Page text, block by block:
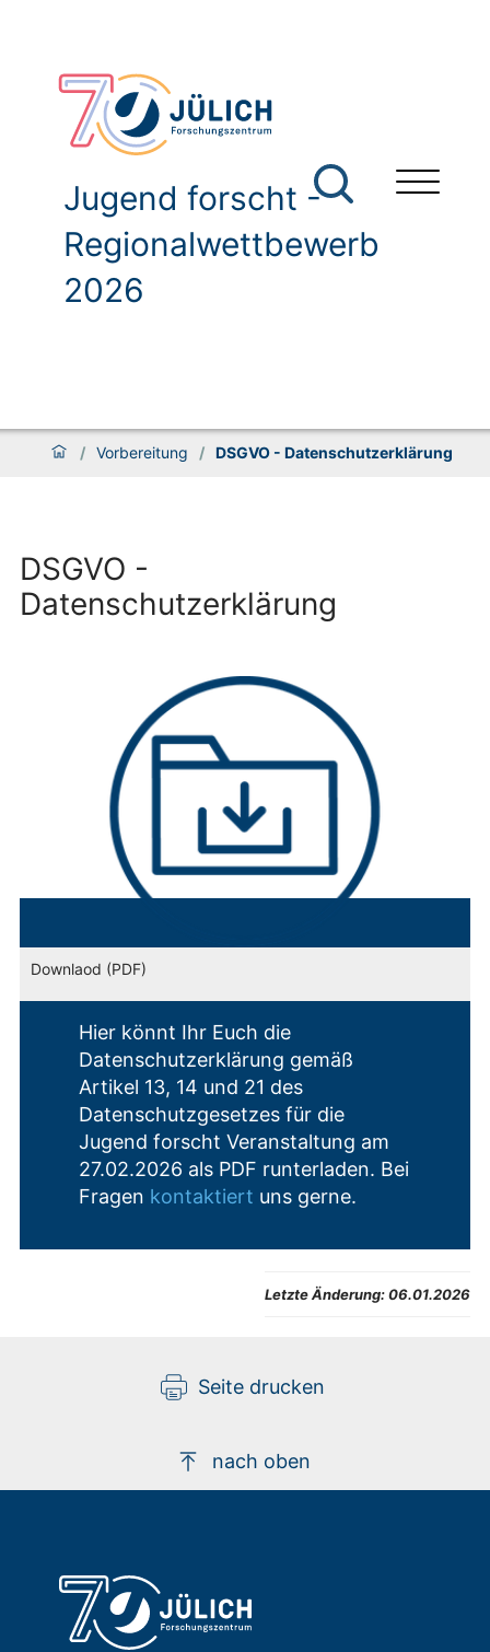
Jugend forscht -
Regionalwettbewerb
2026
/ Vorbereitung / DSGVO - Datenschutzerklärung
DSGVO -
Datenschutzerklärung
Downlaod (PDF)
Hier könnt Ihr Euch die
Datenschutzerklärung gemäß
Artikel 13, 14 und 21 des
Datenschutzgesetzes für die
Jugend forscht Veranstaltung am
27.02.2026 als PDF runterladen. Bei
Fragen kontaktiert uns gerne.
Letzte Änderung:06.01.2026
Seite drucken
nach oben